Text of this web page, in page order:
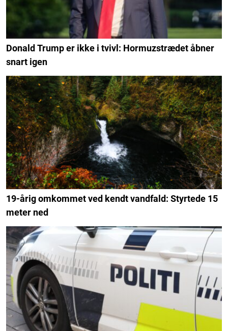
Donald Trump er ikke i tvivl: Hormuzstrædet åbner
snart igen
19-årig omkommet ved kendt vandfald: Styrtede 15
meter ned